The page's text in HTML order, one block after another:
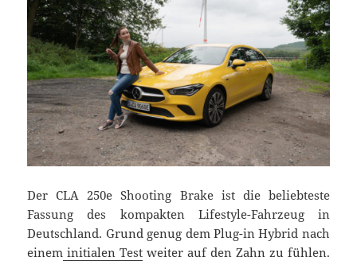
Der CLA 250e Shooting Brake ist die beliebteste
Fassung des kompakten Lifestyle-Fahrzeug in
Deutschland. Grund genug dem Plug-in Hybrid nach
einem initialen Test weiter auf den Zahn zu fühlen.